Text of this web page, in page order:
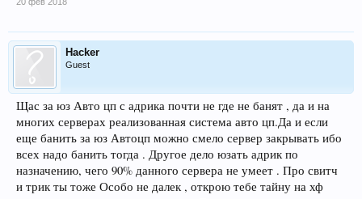
Hacker
Guest
Щас за юз Авто цп с адрика почти не где не банят , да и на
многих серверах реализованная система авто цп.Да и если
еще банить за юз Автоцп можно смело сервер закрывать ибо
всех надо банить тогда . Другое дело юзать адрик по
назначению, чего 90% данного сервера не умеет . Про свитч
и трик ты тоже Особо не далек , открою тебе тайну на хф